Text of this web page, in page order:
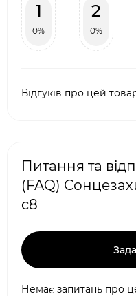
1
0%
2
0%
Відгуків про цей
Питання та
(FAQ)
c8
Немає запитань про